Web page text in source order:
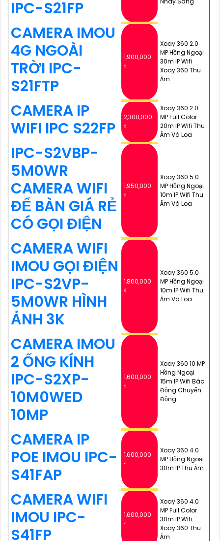
IPC-S21FP
CAMERA IMOU
4G NGOÀI
TRỜI IPC-
S21FTP
1,900,000
₫
Xoay 360 2.0
MP Hồng Ngoại
30m IP Wifi
Xoay 360 Thu
Âm
CAMERA IP
WIFI IPC S22FP
2,300,000
₫
Xoay 360 2.0
MP Full Color
20m IP Wifi Thu
Âm Và Loa
IPC-S2VBP-
5M0WR
CAMERA WIFI
ĐỂ BÀN GIÁ RẺ
CÓ GỌI ĐIỆN
1,950,000
₫
Xoay 360 5.0
MP Hồng Ngoại
10m IP Wifi Thu
Âm Và Loa
CAMERA WIFI
IMOU GỌI ĐIỆN
IPC-S2VP-
5M0WR HÌNH
ẢNH 3K
1,800,000
₫
Xoay 360 5.0
MP Hồng Ngoại
10m IP Wifi Thu
Âm Và Loa
CAMERA IMOU
2 ỐNG KÍNH
IPC-S2XP-
10M0WED
10MP
1,600,000
₫
Xoay 360 10 MP
Hồng Ngoại
15m IP Wifi Báo
Động Chuyển
Động
CAMERA IP
POE IMOU IPC-
S41FAP
1,600,000
₫
Xoay 360 4.0
MP Hồng Ngoại
30m IP Thu Âm
CAMERA WIFI
IMOU IPC-
S41FP
1,600,000
₫
Xoay 360 4.0
MP Full Color
30m IP Wifi
Xoay 360 Thu
Âm